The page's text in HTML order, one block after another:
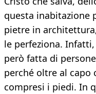
questa inabitazione
pietre in
le perfeziona. Infatti,
però fatta di
perché oltre al
compresi i piedi. In